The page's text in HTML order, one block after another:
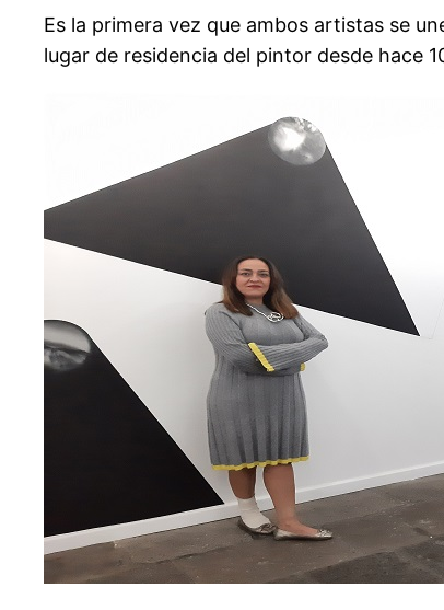
Es la primera vez que ambos artistas se
lugar de residencia del pintor desde hace